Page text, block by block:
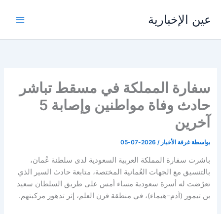
المحتوى
عين الإخبارية
سفارة المملكة في مسقط تباشر
حادث وفاة مواطنين وإصابة 5
آخرين
بواسطة غرفة الأخبار/
2026-07-05
باشرت سفارة المملكة العربية السعودية لدى سلطنة عُمان،
بالتنسيق مع الجهات العُمانية المختصة، متابعة حادث السير الذي
تعرّضت له أسرة سعودية مساء أمس على طريق السلطان سعيد
بن تيمور (أدم–هيماء)، في منطقة قرن العلم، إثر تدهور مركبتهم.